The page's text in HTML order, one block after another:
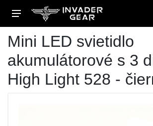
Mini LED svietidlo
akumulátorové s 3
High Light 528 -